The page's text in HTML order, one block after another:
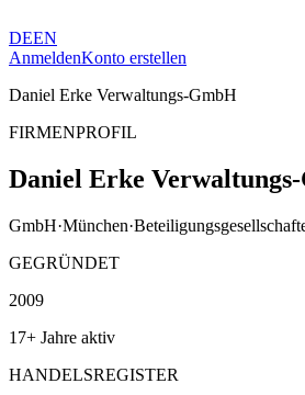
DEEN
AnmeldenKonto erstellen
Daniel Erke Verwaltungs-GmbH
FIRMENPROFIL
Daniel Erke
GmbH·München·
GEGRÜNDET
2009
17+ Jahre aktiv
HANDELSREGISTER